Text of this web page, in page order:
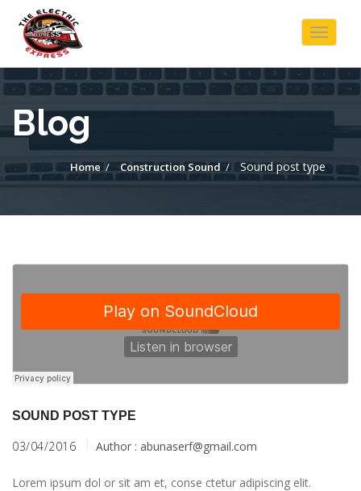
Toggle
Blog
Home Construction Sound Sound post type
SOUND POST TYPE
03/04/2016 Author : abunaserf@gmail.com
Lorem ipsum dol or sit am et, conse ctetur adipiscing elit.